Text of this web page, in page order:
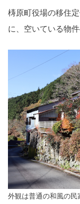
梼原町役場の移住
に、空いている物
外観は普通の和風の民